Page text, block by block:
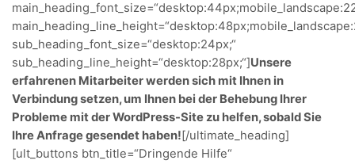
sub_heading_font_size=“desktop:24px;“
sub_heading_line_height=“desktop:28px;“]Unsere
erfahrenen Mitarbeiter werden sich mit Ihnen in
Verbindung setzen, um Ihnen bei der Behebung Ihrer
Probleme mit der WordPress-Site zu helfen, sobald Sie
Ihre Anfrage gesendet haben! [/ultimate_heading]
[ult_buttons btn_title=“Dringende Hilfe“